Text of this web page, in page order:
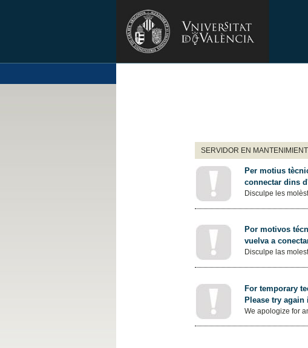
SERVIDOR EN
Per motius
connectar dins
Disculpe les
Por motivos
vuelva a
Disculpe las
For temporary
Please try again
We apologize for